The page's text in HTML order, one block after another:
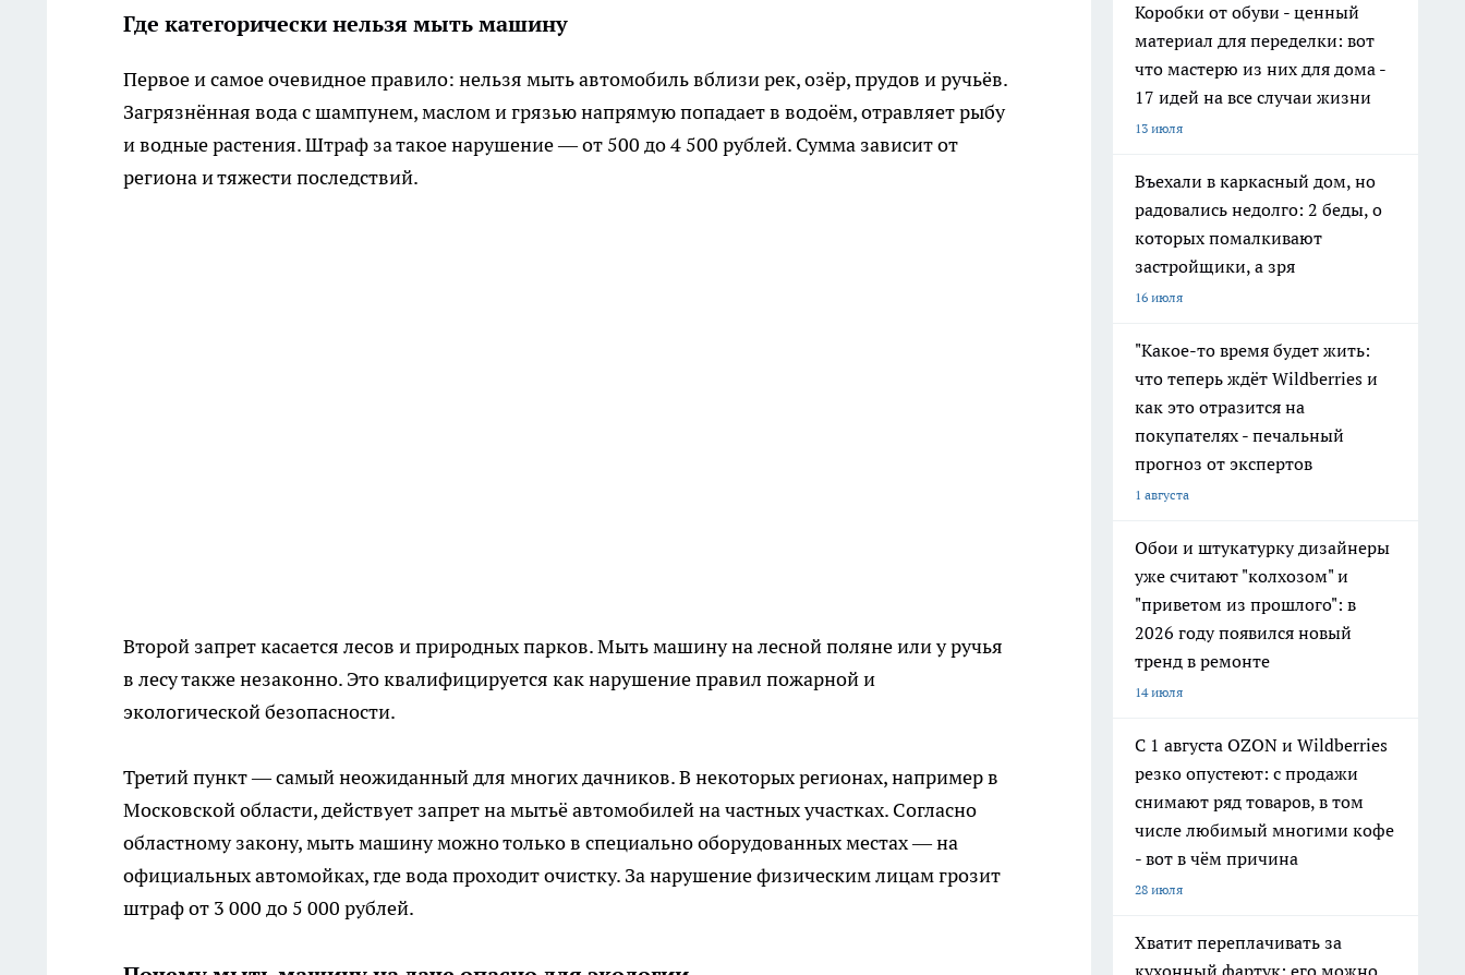
Где категорически нельзя мыть машину
Первое и самое очевидное правило: нельзя мыть автомобиль вблизи рек, озёр, прудов и ручьёв.
Загрязнённая вода с шампунем, маслом и грязью напрямую попадает в водоём, отравляет рыбу
и водные растения. Штраф за такое нарушение — от 500 до 4 500 рублей. Сумма зависит от
региона и тяжести последствий.
Второй запрет касается лесов и природных парков. Мыть машину на лесной поляне или у ручья
в лесу также незаконно. Это квалифицируется как нарушение правил пожарной и
экологической безопасности.
Третий пункт — самый неожиданный для многих дачников. В некоторых регионах, например в
Московской области, действует запрет на мытьё автомобилей на частных участках. Согласно
областному закону, мыть машину можно только в специально оборудованных местах — на
официальных автомойках, где вода проходит очистку. За нарушение физическим лицам грозит
штраф от 3 000 до 5 000 рублей.
Коробки от обуви - ценный
материал для переделки: вот
что мастерю из них для дома -
17 идей на все случаи жизни
13 июля
Въехали в каркасный дом, но
радовались недолго: 2 беды, о
которых помалкивают
застройщики, а зря
16 июля
"Какое-то время будет жить:
что теперь ждёт Wildberries и
как это отразится на
покупателях - печальный
прогноз от экспертов
1 августа
Обои и штукатурку дизайнеры
уже считают "колхозом" и
"приветом из прошлого": в
2026 году появился новый
тренд в ремонте
14 июля
С 1 августа OZON и Wildberries
резко опустеют: с продажи
снимают ряд товаров, в том
числе любимый многими кофе
- вот в чём причина
28 июля
Хватит переплачивать за
кухонный фартук: его можно